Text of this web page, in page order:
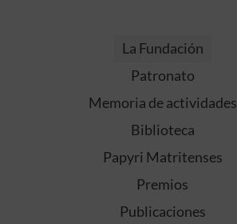
La Fundación
Patronato
Memoria de actividades
Biblioteca
Papyri Matritenses
Premios
Publicaciones